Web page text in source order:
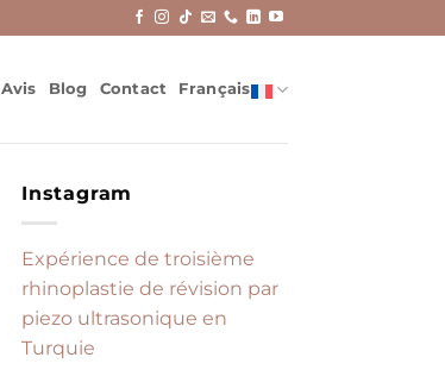
Avis Blog Contact Français
Instagram
Expérience de troisième
rhinoplastie de révision par
piezo ultrasonique en
Turquie